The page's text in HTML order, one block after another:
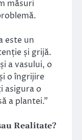
măsuri
este un
și grijă.
a vasului, o
o îngrijire
asigura o
a plantei.”
Realitate?